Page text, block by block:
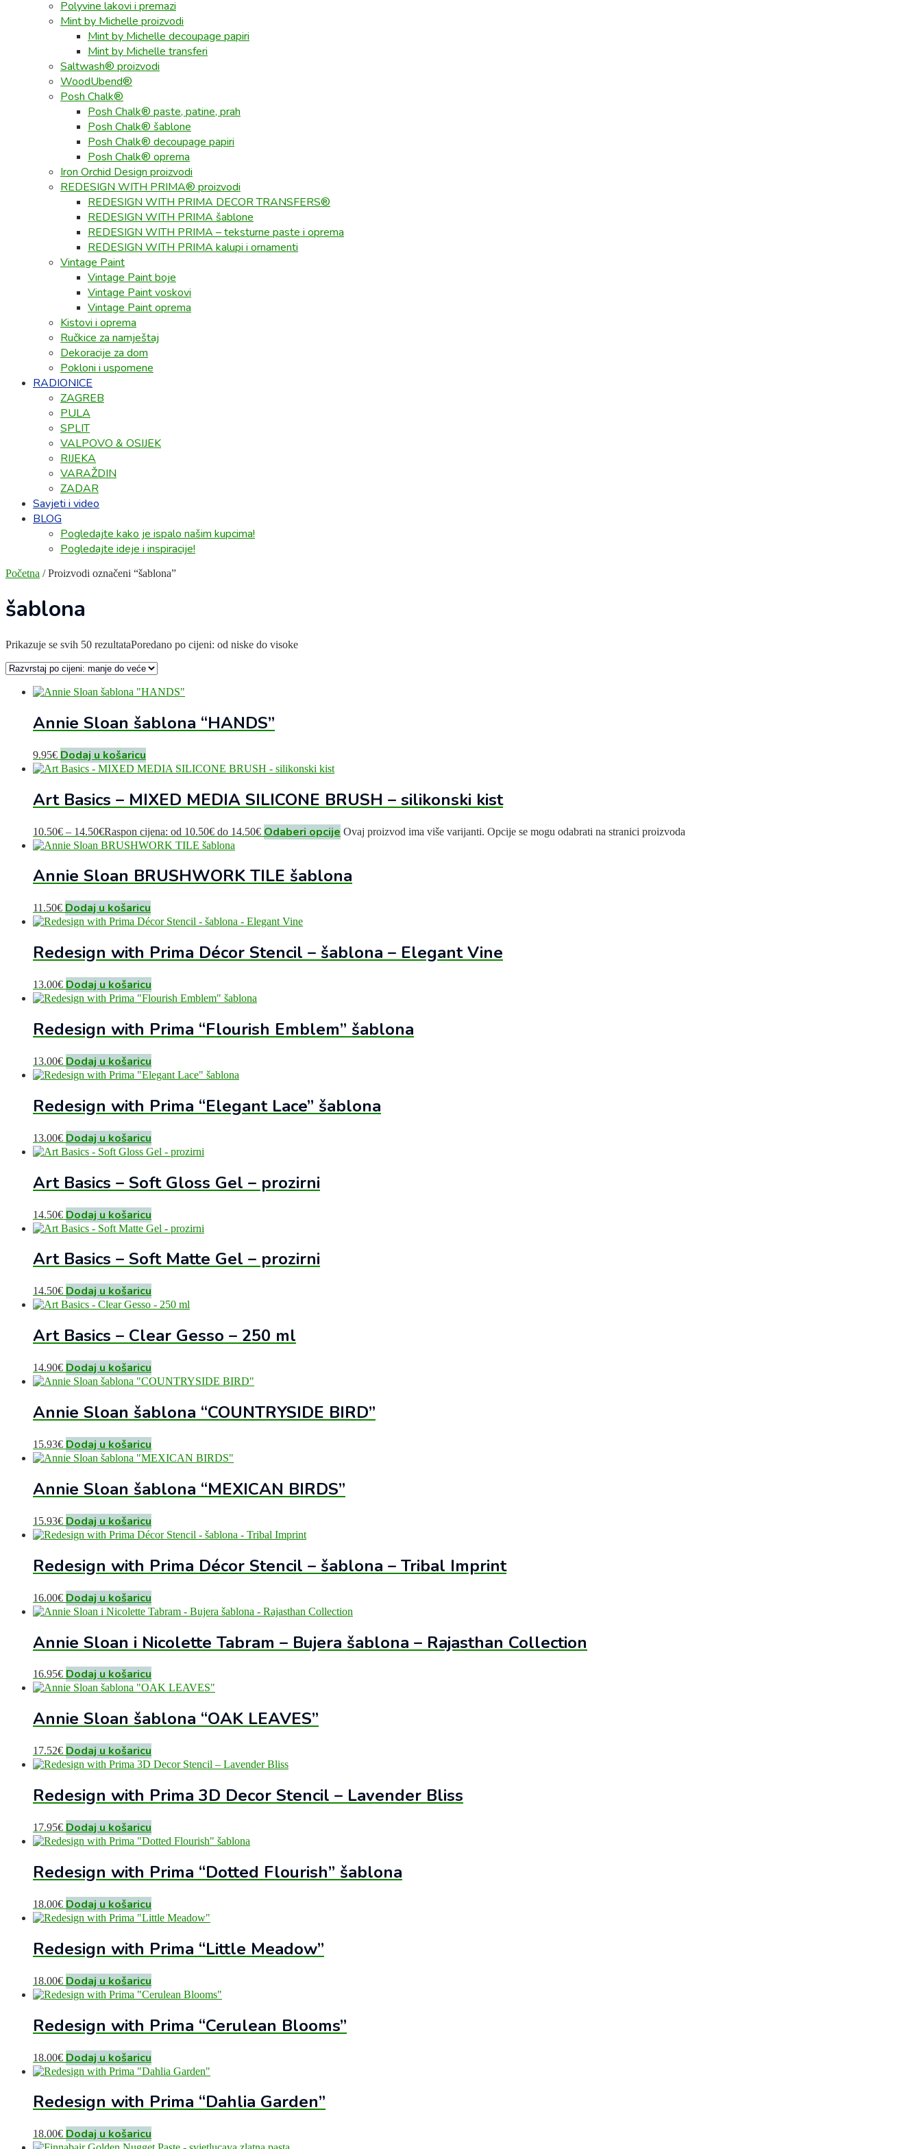
Polyvine lakovi i premazi
Mint by Michelle proizvodi
Mint by Michelle decoupage papiri
Mint by Michelle transferi
Saltwash® proizvodi
WoodUbend®
Posh Chalk®
Posh Chalk® paste, patine, prah
Posh Chalk® šablone
Posh Chalk® decoupage papiri
Posh Chalk® oprema
Iron Orchid Design proizvodi
REDESIGN WITH PRIMA® proizvodi
REDESIGN WITH PRIMA DECOR TRANSFERS®
REDESIGN WITH PRIMA šablone
REDESIGN WITH PRIMA – teksturne paste i oprema
REDESIGN WITH PRIMA kalupi i ornamenti
Vintage Paint
Vintage Paint boje
Vintage Paint voskovi
Vintage Paint oprema
Kistovi i oprema
Ručkice za namještaj
Dekoracije za dom
Pokloni i uspomene
RADIONICE
ZAGREB
PULA
SPLIT
VALPOVO & OSIJEK
RIJEKA
VARAŽDIN
ZADAR
Savjeti i video
BLOG
Pogledajte kako je ispalo našim kupcima!
Pogledajte ideje i inspiracije!
Početna / Proizvodi označeni “šablona”
šablona
Prikazuje se svih 50 rezultataPoredano po cijeni: od niske do visoke
Annie Sloan šablona “HANDS”
9.95€ Dodaj u košaricu
Art Basics – MIXED MEDIA SILICONE BRUSH – silikonski kist
10.50€ – 14.50€Raspon cijena: od 10.50€ do 14.50€ Odaberi opcije Ovaj proizvod ima više varijanti. Opcije se mogu odabrati na stranici proizvoda
Annie Sloan BRUSHWORK TILE šablona
11.50€ Dodaj u košaricu
Redesign with Prima Décor Stencil – šablona – Elegant Vine
13.00€ Dodaj u košaricu
Redesign with Prima “Flourish Emblem” šablona
13.00€ Dodaj u košaricu
Redesign with Prima “Elegant Lace” šablona
13.00€ Dodaj u košaricu
Art Basics – Soft Gloss Gel – prozirni
14.50€ Dodaj u košaricu
Art Basics – Soft Matte Gel – prozirni
14.50€ Dodaj u košaricu
Art Basics – Clear Gesso – 250 ml
14.90€ Dodaj u košaricu
Annie Sloan šablona “COUNTRYSIDE BIRD”
15.93€ Dodaj u košaricu
Annie Sloan šablona “MEXICAN BIRDS”
15.93€ Dodaj u košaricu
Redesign with Prima Décor Stencil – šablona – Tribal Imprint
16.00€ Dodaj u košaricu
Annie Sloan i Nicolette Tabram – Bujera šablona – Rajasthan Collection
16.95€ Dodaj u košaricu
Annie Sloan šablona “OAK LEAVES”
17.52€ Dodaj u košaricu
Redesign with Prima 3D Decor Stencil – Lavender Bliss
17.95€ Dodaj u košaricu
Redesign with Prima “Dotted Flourish” šablona
18.00€ Dodaj u košaricu
Redesign with Prima “Little Meadow”
18.00€ Dodaj u košaricu
Redesign with Prima “Cerulean Blooms”
18.00€ Dodaj u košaricu
Redesign with Prima “Dahlia Garden”
18.00€ Dodaj u košaricu